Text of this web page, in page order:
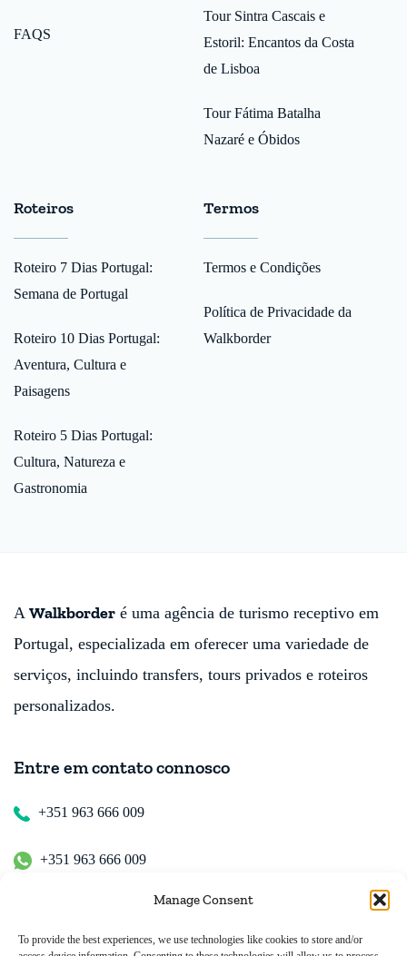
Manage Consent
To provide the best experiences, we use technologies like cookies to store and/or
FAQS
Tour Sintra Cascais e
Estoril: Encantos da Costa
de Lisboa
Tour Fátima Batalha
Nazaré e Óbidos
Roteiros
Roteiro 7 Dias Portugal:
Semana de Portugal
Roteiro 10 Dias Portugal:
Aventura, Cultura e
Paisagens
Roteiro 5 Dias Portugal:
Cultura, Natureza e
Gastronomia
Termos
Termos e Condições
Política de Privacidade da
Walkborder
A Walkborder é uma agência de turismo receptivo em
Portugal, especializada em oferecer uma variedade de
serviços, incluindo transfers, tours privados e roteiros
personalizados.
Entre em contato connosco
+351 963 666 009
+351 963 666 009